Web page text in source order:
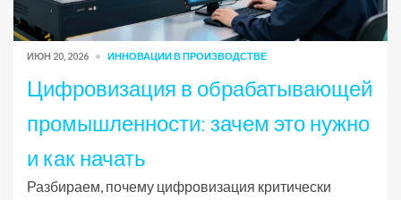
ИЮН 20, 2026 ИННОВАЦИИ В ПРОИЗВОДСТВЕ
Цифровизация в обрабатывающей
промышленности: зачем это нужно
и как начать
Разбираем, почему цифровизация критически